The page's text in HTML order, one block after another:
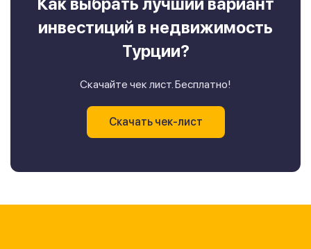
инвестиций в недвижимость
Турции?
Скачайте чек лист. Бесплатно!
Скачать чек-лист